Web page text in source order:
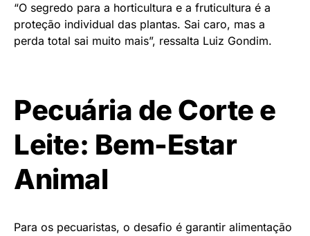
“O segredo para a horticultura e a fruticultura é a
proteção individual das plantas. Sai caro, mas a
perda total sai muito mais”, ressalta Luiz Gondim.
Pecuária de Corte e
Leite: Bem-Estar
Animal
Para os pecuaristas, o desafio é garantir alimentação